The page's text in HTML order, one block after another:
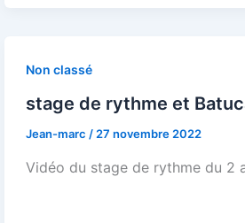
Non classé
stage de rythme et
Jean-marc / 27 novembre 2022
Vidéo du stage de rythme du 2